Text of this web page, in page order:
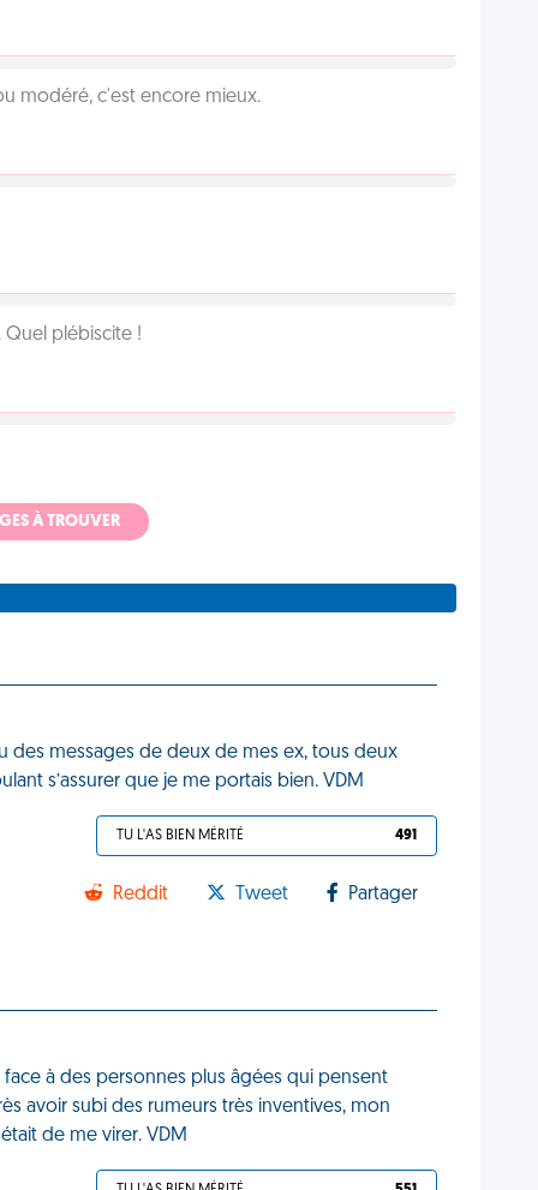
modéré, c'est encore mieux.
Quel plébiscite !
À TROUVER
des messages de deux de mes ex, tous deux
s’assurer que je me portais bien. VDM
TU L'AS BIEN MÉRITÉ 491
Reddit Tweet Partager
à des personnes plus âgées qui pensent
avoir subi des rumeurs très inventives, mon
de me virer. VDM